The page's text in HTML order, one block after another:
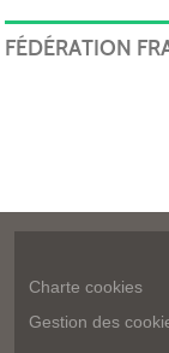
FÉDÉRATION
Charte cookies
Gestion des